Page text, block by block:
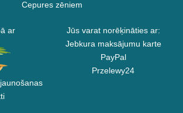
Cepures zēniem
ar
Jūs varat norēķināties ar:
Jebkura maksājumu karte
PayPal
Przelewy24